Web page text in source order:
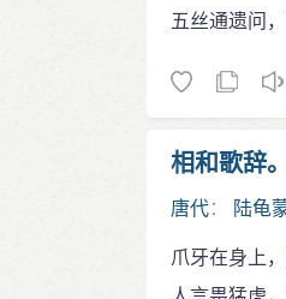
五丝通遗问
相和歌辞
唐代： 陆龟
爪牙在身上